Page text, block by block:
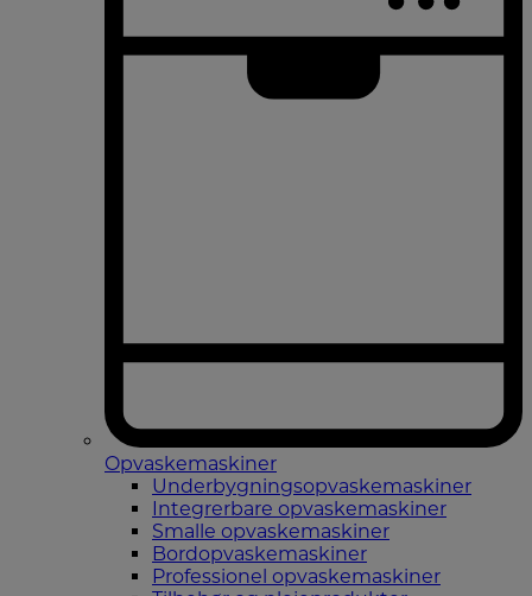
Opvaskemaskiner
Underbygningsopvaskemaskiner
Integrerbare opvaskemaskiner
Smalle opvaskemaskiner
Bordopvaskemaskiner
Professionel opvaskemaskiner